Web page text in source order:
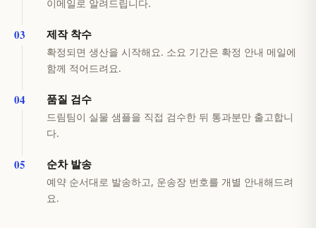
이메일로 알려드립니다.
제작 착수
확정되면 생산을 시작해요. 소요 기간은 확정 안내 메일에
함께 적어드려요.
품질 검수
드림팀이 실물 샘플을 직접 검수한 뒤 통과분만 출고합니
다.
순차 발송
예약 순서대로 발송하고, 운송장 번호를 개별 안내해드려
요.